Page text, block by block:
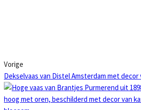
Vorige
Dekselvaas van Distel Amsterdam met